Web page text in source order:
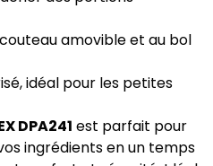
amovible et au bol
idéal pour les petites
DPA241 est parfait pour
ingrédients en un temps